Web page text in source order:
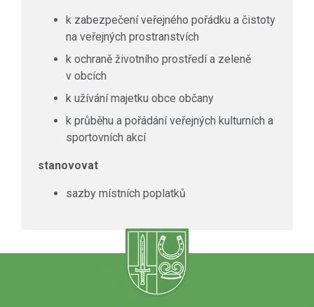
k zabezpečení veřejného pořádku a čistoty
na veřejných prostranstvích
k ochraně životního prostředí a zeleně
v obcích
k užívání majetku obce občany
k průběhu a pořádání veřejných kulturních a
sportovních akcí
stanovovat
sazby místních poplatků